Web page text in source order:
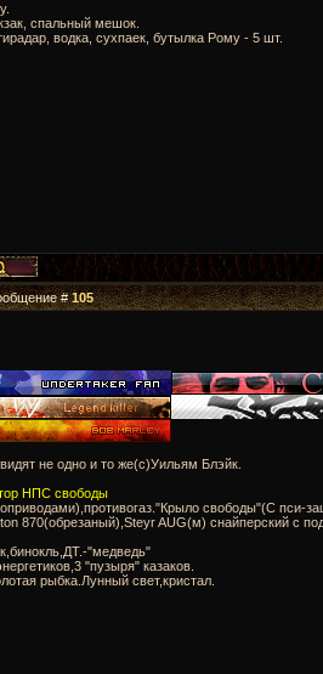
спальный мешок.
водка, сухпаек, бутылка Рому - 5 шт.
#105
не одно и то же(с)Уильям Блэйк.
НПС свободы
свободы"(С пси-
870(обрезаный),Steyr AUG(м) снайперский с
"медведь"
"пузыря" казаков.
рыбка.Лунный свет,кристал.